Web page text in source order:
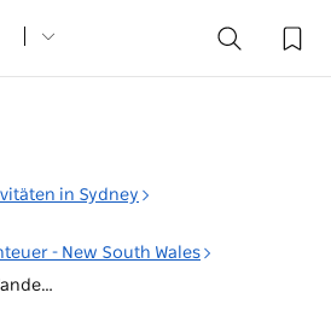
in Sydney
- New South Wales
Geführte viertägige Wanderung auf dem Six Foot Track